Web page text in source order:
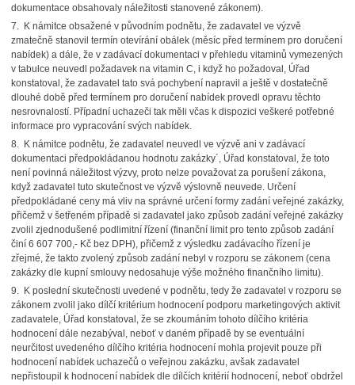
dokumentace obsahovaly náležitosti stanovené zákonem).
7. K námitce obsažené v původním podnětu, že zadavatel ve výzvě
zmatečně stanovil termín otevírání obálek (měsíc před termínem pro doručení
nabídek) a dále, že v zadávací dokumentaci v přehledu vitaminů vymezených
v tabulce neuvedl požadavek na vitamin C, i když ho požadoval, Úřad
konstatoval, že zadavatel tato svá pochybení napravil a ještě v dostatečně
dlouhé době před termínem pro doručení nabídek provedl opravu těchto
nesrovnalostí. Případní uchazeči tak měli včas k dispozici veškeré potřebné
informace pro vypracování svých nabídek.
8. K námitce podnětu, že zadavatel neuvedl ve výzvě ani v zadávací
dokumentaci předpokládanou hodnotu zakázky´, Úřad konstatoval, že toto
není povinná náležitost výzvy, proto nelze považovat za porušení zákona,
když zadavatel tuto skutečnost ve výzvě výslovně neuvede. Určení
předpokládané ceny má vliv na správné určení formy zadání veřejné zakázky,
přičemž v šetřeném případě si zadavatel jako způsob zadání veřejné zakázky
zvolil zjednodušené podlimitní řízení (finanční limit pro tento způsob zadání
činí 6 607 700,- Kč bez DPH), přičemž z výsledku zadávacího řízení je
zřejmé, že takto zvolený způsob zadání nebyl v rozporu se zákonem (cena
zakázky dle kupní smlouvy nedosahuje výše možného finančního limitu).
9. K poslední skutečnosti uvedené v podnětu, tedy že zadavatel v rozporu se
zákonem zvolil jako dílčí kritérium hodnocení podporu marketingových aktivit
zadavatele, Úřad konstatoval, že se zkoumáním tohoto dílčího kritéria
hodnocení dále nezabýval, neboť v daném případě by se eventuální
neurčitost uvedeného dílčího kritéria hodnocení mohla projevit pouze při
hodnocení nabídek uchazečů o veřejnou zakázku, avšak zadavatel
nepřistoupil k hodnocení nabídek dle dílčích kritérií hodnocení, neboť obdržel